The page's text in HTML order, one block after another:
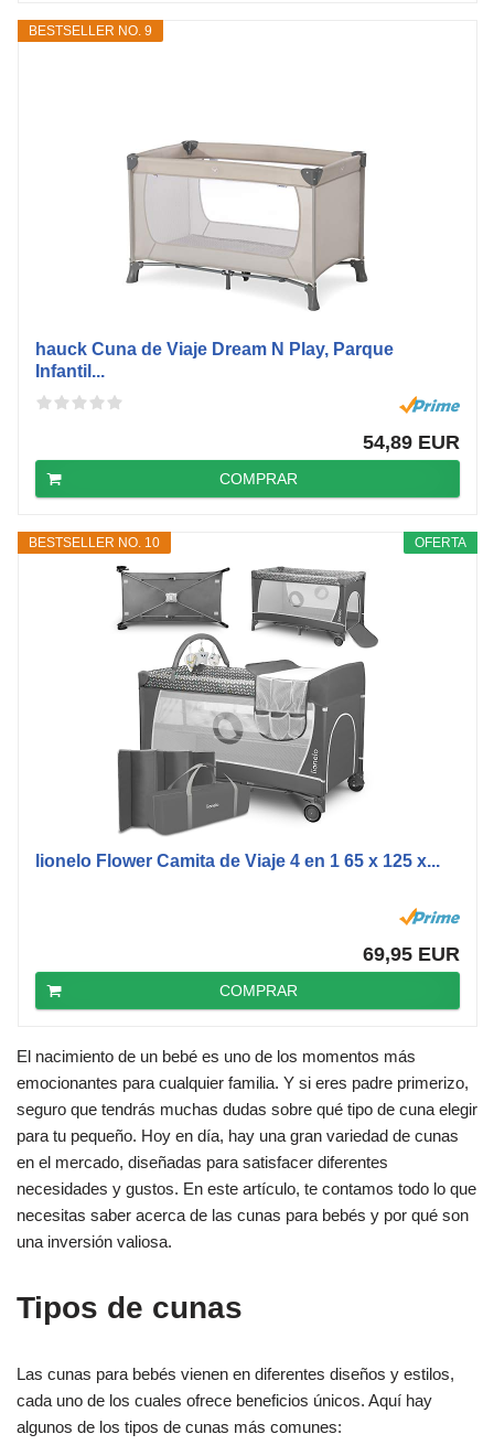
BESTSELLER NO. 9
hauck Cuna de Viaje Dream N Play, Parque
Infantil...
54,89 EUR
COMPRAR
OFERTA
BESTSELLER NO. 10
lionelo Flower Camita de Viaje 4 en 1 65 x 125 x...
69,95 EUR
COMPRAR
El nacimiento de un bebé es uno de los momentos más
emocionantes para cualquier familia. Y si eres padre primerizo,
seguro que tendrás muchas dudas sobre qué tipo de cuna elegir
para tu pequeño. Hoy en día, hay una gran variedad de cunas
en el mercado, diseñadas para satisfacer diferentes
necesidades y gustos. En este artículo, te contamos todo lo que
necesitas saber acerca de las cunas para bebés y por qué son
una inversión valiosa.
Tipos de cunas
Las cunas para bebés vienen en diferentes diseños y estilos,
cada uno de los cuales ofrece beneficios únicos. Aquí hay
algunos de los tipos de cunas más comunes: